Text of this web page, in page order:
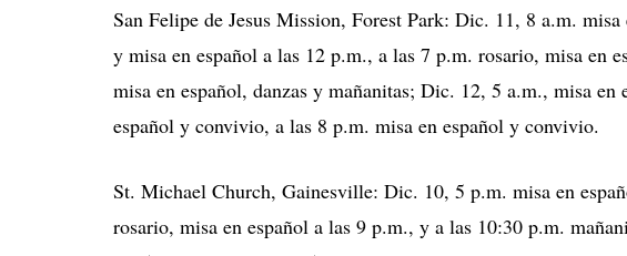
San Felipe de Jesus Mission, Forest Park: Dic. 11, 8 a.m.
y misa en español a las 12 p.m., a las 7 p.m. rosario, misa en
misa en español, danzas y mañanitas; Dic. 12, 5 a.m., misa en
español y convivio, a las 8 p.m. misa en español y convivio.
St. Michael Church, Gainesville: Dic. 10, 5 p.m. misa en
rosario, misa en español a las 9 p.m., y a las 10:30 p.m.